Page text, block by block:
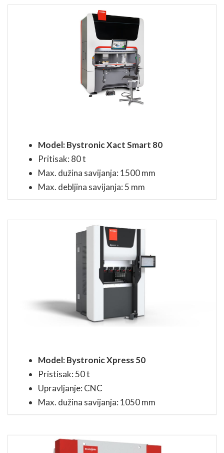
Model: Bystronic Xact Smart 80
Pritisak: 80 t
Max. dužina savijanja: 1500 mm
Max. debljina savijanja: 5 mm
Model: Bystronic Xpress 50
Pristisak: 50 t
Upravljanje: CNC
Max. dužina savijanja: 1050 mm